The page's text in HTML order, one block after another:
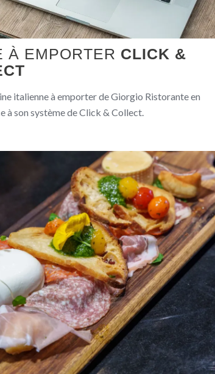
À EMPORTER CLICK &
italienne à emporter de Giorgio Ristorante en
à son système de Click & Collect.